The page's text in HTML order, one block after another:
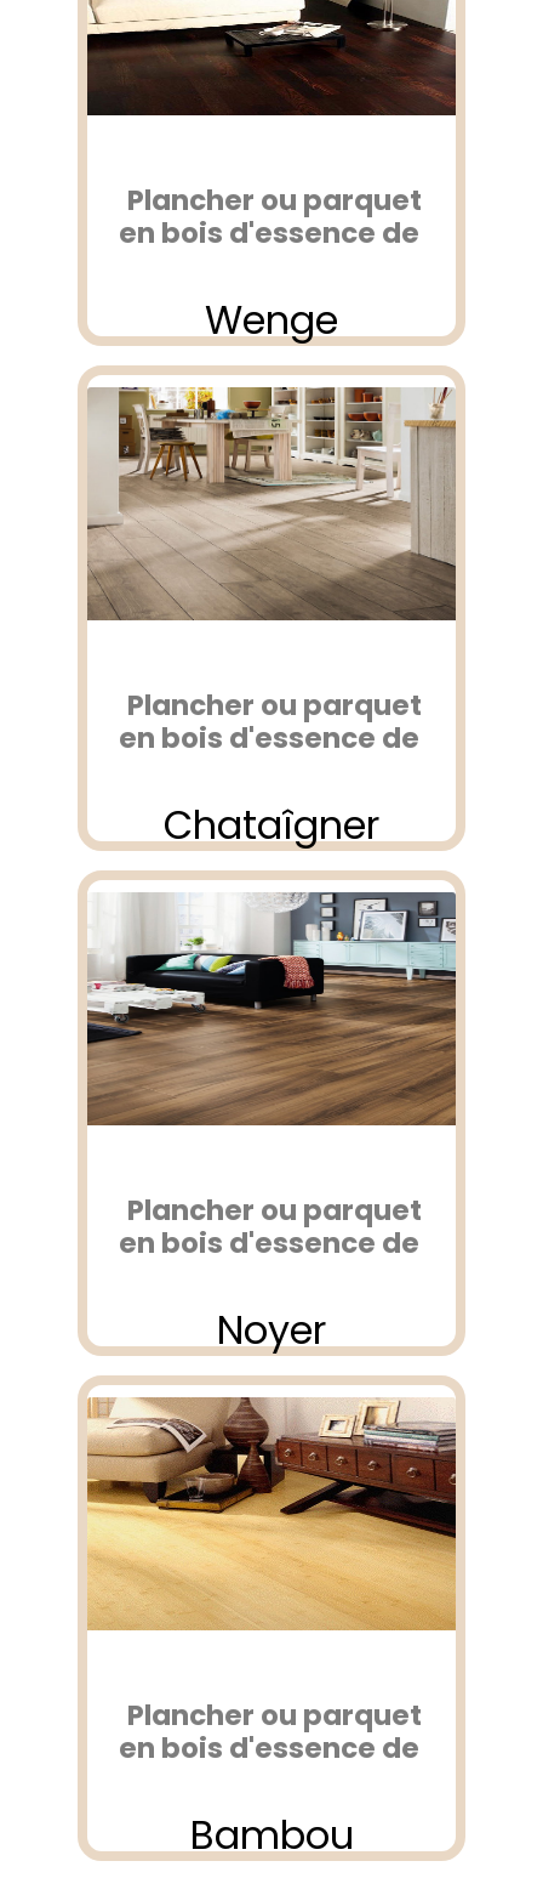
Plancher ou parquet
en bois d'essence de
Wenge
Plancher ou parquet
en bois d'essence de
Chataîgner
Plancher ou parquet
en bois d'essence de
Noyer
Plancher ou parquet
en bois d'essence de
Bambou